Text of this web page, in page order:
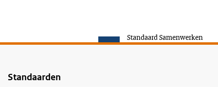
Standaard Samenwerken
Voet
Standaarden